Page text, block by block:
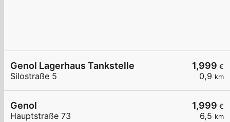
1,999 €
0,9 km
Genol Lagerhaus Tankstelle
Silostraße 5
1,999 €
6,5 km
Genol
Hauptstraße 73